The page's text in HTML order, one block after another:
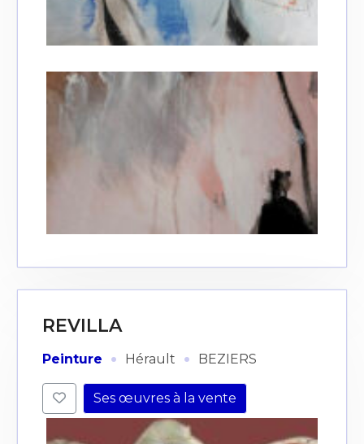
REVILLA
Peinture · Hérault · BEZIERS
Ses œuvres à la vente